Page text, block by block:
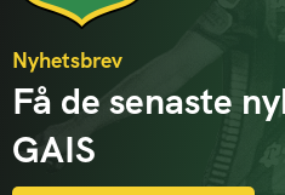
Nyhetsbrev
Få de senaste
GAIS